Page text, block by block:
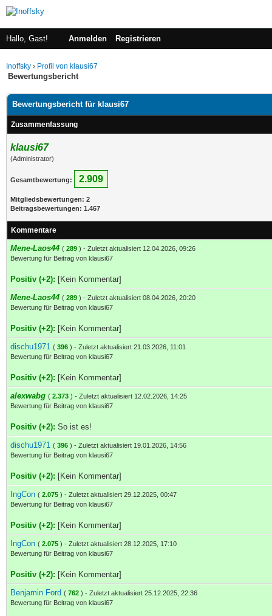
Hallo, Gast! Anmelden Registrieren
Inoffsky › Profil von klausi67
Bewertungsbericht
Bewertungsbericht für klausi67
Zusammenfassung
klausi67
(Administrator)
Gesamtbewertung: 2.909
Mitgliedsbewertungen: 2
Beitragsbewertungen: 1.467
Kommentare
Mene-Laos44 ( 289 ) - Zuletzt aktualisiert 12.04.2026, 09:26
Bewertung für Beitrag von klausi67
Positiv (+2): [Kein Kommentar]
Mene-Laos44 ( 289 ) - Zuletzt aktualisiert 08.04.2026, 20:20
Bewertung für Beitrag von klausi67
Positiv (+2): [Kein Kommentar]
dischu1971 ( 396 ) - Zuletzt aktualisiert 21.03.2026, 11:01
Bewertung für Beitrag von klausi67
Positiv (+2): [Kein Kommentar]
alexwabg ( 2.373 ) - Zuletzt aktualisiert 12.02.2026, 14:25
Bewertung für Beitrag von klausi67
Positiv (+2): So ist es!
dischu1971 ( 396 ) - Zuletzt aktualisiert 19.01.2026, 14:56
Bewertung für Beitrag von klausi67
Positiv (+2): [Kein Kommentar]
IngCon ( 2.075 ) - Zuletzt aktualisiert 29.12.2025, 00:47
Bewertung für Beitrag von klausi67
Positiv (+2): [Kein Kommentar]
IngCon ( 2.075 ) - Zuletzt aktualisiert 28.12.2025, 17:10
Bewertung für Beitrag von klausi67
Positiv (+2): [Kein Kommentar]
Benjamin Ford ( 762 ) - Zuletzt aktualisiert 25.12.2025, 22:36
Bewertung für Beitrag von klausi67